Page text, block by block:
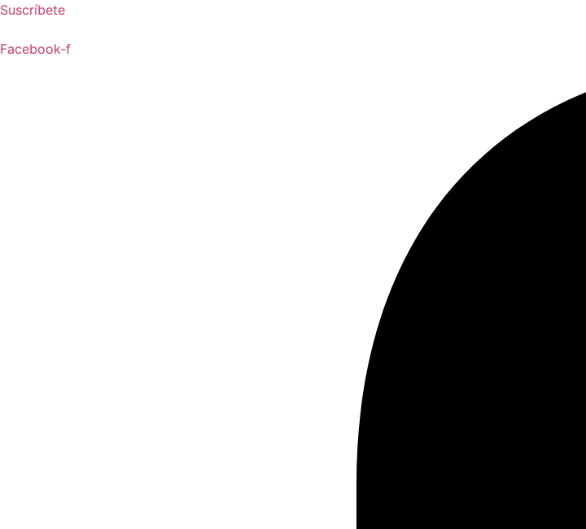
Ir
contenido
Suscríbete
Facebook-f